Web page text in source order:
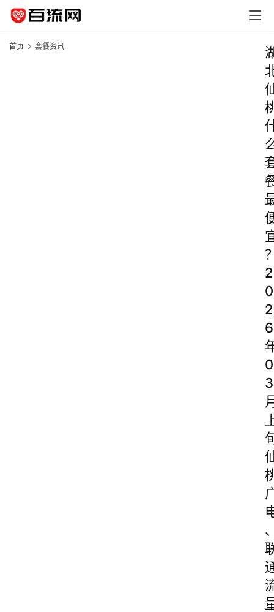
首页 套餐资讯
2
0
2
6
0
3